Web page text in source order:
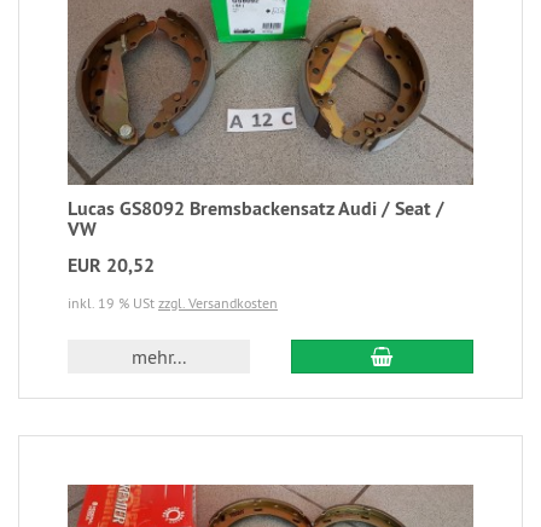
Lucas GS8092 Bremsbackensatz Audi / Seat /
VW
EUR 20,52
inkl. 19 % USt zzgl. Versandkosten
mehr...